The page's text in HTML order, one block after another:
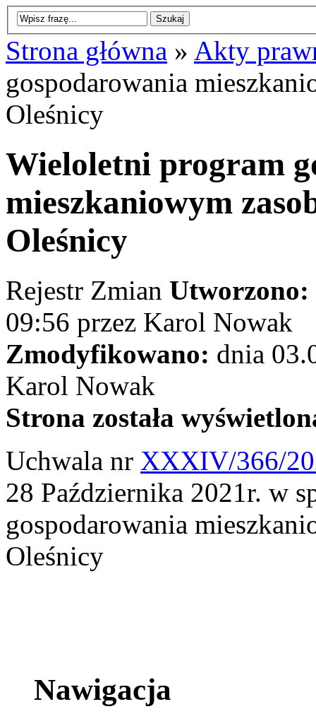
Strona główna » Akty
gospodarowania
Oleśnicy
Wieloletni program
mieszkaniowym
Oleśnicy
Rejestr Zmian Utworzono:
09:56 przez Karol Nowak
Zmodyfikowano: dnia
Karol Nowak
Strona została
Uchwala nr XXXIV/366/
28 Października 2021r. w
gospodarowania
Oleśnicy
Nawigacja